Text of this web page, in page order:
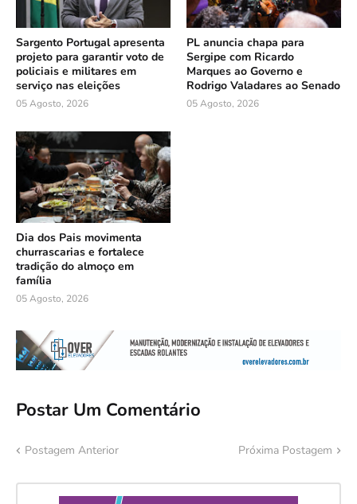
Sargento Portugal apresenta
projeto para garantir voto de
policiais e militares em
serviço nas eleições
05 Agosto, 2026
PL anuncia chapa para
Sergipe com Ricardo
Marques ao Governo e
Rodrigo Valadares ao Senado
05 Agosto, 2026
Dia dos Pais movimenta
churrascarias e fortalece
tradição do almoço em
família
05 Agosto, 2026
Postar Um Comentário
Postagem Anterior Próxima Postagem